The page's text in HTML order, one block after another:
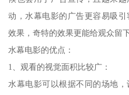
动，水幕电影的广告更容易吸
效果，奇特的效果更能给观众留
水幕电影的优点：
1、观看的视觉面积比较广：
水幕电影可以根据不同的场地